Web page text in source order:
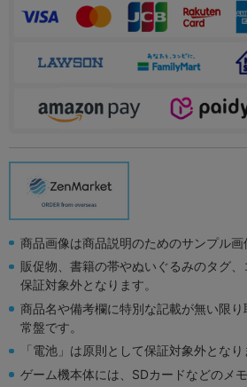
商品画像は商品説明のためのサンプル画
販促物、書籍の帯やぬいぐるみのタグ
保証対象外となります。
商品名や備考欄に特別な記載が無い限
常盤です。
「電池」は原則として保証対象外となり
ゲーム機本体には、SDカードなどのメ